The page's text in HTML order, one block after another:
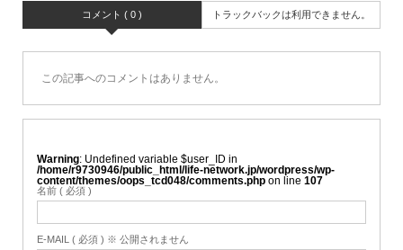
コメント ( 0 ) トラックバックは利用できません。
この記事へのコメントはありません。
Warning : Undefined variable $user_ID in
/home/r9730946/public_html/life-network.jp/wordpress/wp-
content/themes/oops_tcd048/comments.phpon line 107
名前 ( 必須 )
E-MAIL ( 必須 ) ※ 公開されません